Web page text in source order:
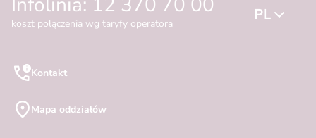
koszt połączenia wg taryfy operatora PL
Kontakt
Mapa oddziałów